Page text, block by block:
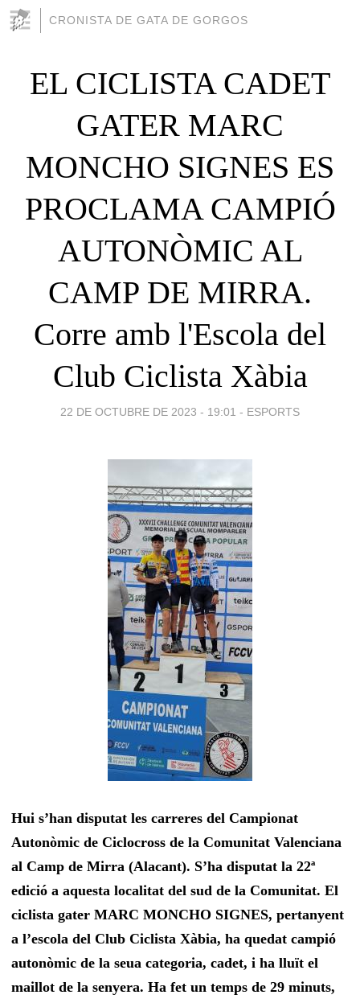
CRONISTA DE GATA DE GORGOS
EL CICLISTA CADET
GATER MARC
MONCHO SIGNES ES
PROCLAMA CAMPIÓ
AUTONÒMIC AL
CAMP DE MIRRA.
Corre amb l'Escola del
Club Ciclista Xàbia
22 DE OCTUBRE DE 2023 - 19:01 - ESPORTS
Hui s’han disputat les carreres del Campionat
Autonòmic de Ciclocross de la Comunitat Valenciana
al Camp de Mirra (Alacant). S’ha disputat la 22ª
edició a aquesta localitat del sud de la Comunitat. El
ciclista gater MARC MONCHO SIGNES, pertanyent
a l’escola del Club Ciclista Xàbia, ha quedat campió
autonòmic de la seua categoria, cadet, i ha lluït el
maillot de la senyera. Ha fet un temps de 29 minuts,